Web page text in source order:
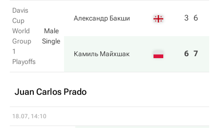
Davis
Cup
World
Group
1
Playoffs
Male
Single
Александр Бакши 3 6
Камиль Майхшак 6 7
Juan Carlos Prado
18.07, 14:10